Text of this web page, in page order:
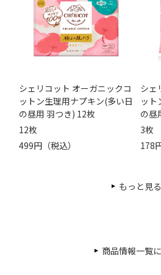
シェリコット オーガニックコ
ットン生理用ナプキン(多い日
の昼用 羽つき) 12枚
12枚
499円（税込）
シェ
ット
の昼
3枚
178
もっと見る
商品情報一覧